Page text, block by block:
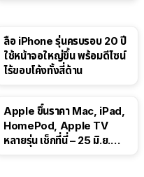
ลือ iPhone รุ่นครบรอบ 20 ปี
ใช้หน้าจอใหญ่ขึ้น พร้อมดีไซน์
ไร้ขอบโค้งทั้งสี่ด้าน
Apple ขึ้นราคา Mac, iPad,
HomePod, Apple TV
หลายรุ่น เช็กที่นี่ – 25 มิ.ย.